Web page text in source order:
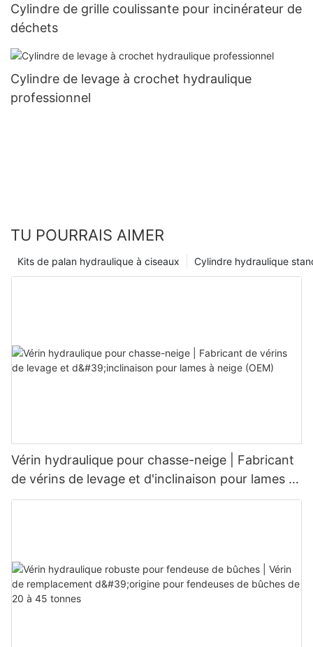
Cylindre de grille coulissante pour incinérateur de
déchets
Cylindre de levage à crochet hydraulique
professionnel
TU POURRAIS AIMER
Cylindre hydraulique
Kits de palan hydraulique à ciseaux
Vérin hydraulique pour chasse-neige | Fabricant
de vérins de levage et d'inclinaison pour lames à
neige (OEM)